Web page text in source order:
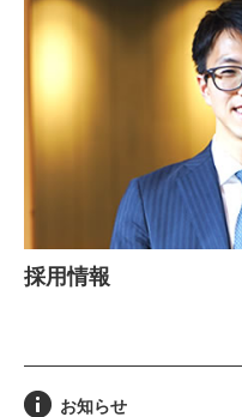
採用情報
お知らせ